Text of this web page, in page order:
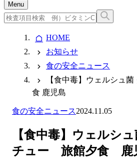
Menu
HOME
お知らせ
食の安全ニュース
【食中毒】ウェルシュ
食 鹿児島
食の安全ニュース2024.11.05
【食中毒】ウェルシ
チュー 旅館夕食 鹿